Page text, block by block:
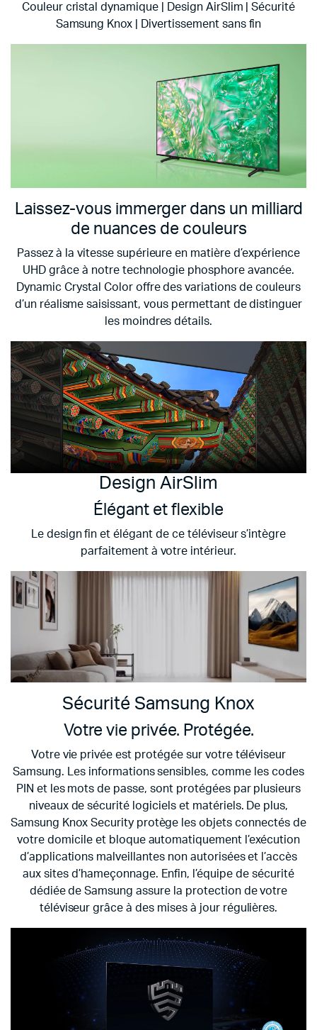
Couleur cristal dynamique | Design AirSlim | Sécurité
Samsung Knox | Divertissement sans fin
Laissez-vous immerger dans un milliard
de nuances de couleurs
Passez à la vitesse supérieure en matière d’expérience
UHD grâce à notre technologie phosphore avancée.
Dynamic Crystal Color offre des variations de couleurs
d’un réalisme saisissant, vous permettant de distinguer
les moindres détails.
Design AirSlim
Élégant et flexible
Le design fin et élégant de ce téléviseur s’intègre
parfaitement à votre intérieur.
Sécurité Samsung Knox
Votre vie privée. Protégée.
Votre vie privée est protégée sur votre téléviseur
Samsung. Les informations sensibles, comme les codes
PIN et les mots de passe, sont protégées par plusieurs
niveaux de sécurité logiciels et matériels. De plus,
Samsung Knox Security protège les objets connectés de
votre domicile et bloque automatiquement l’exécution
d’applications malveillantes non autorisées et l’accès
aux sites d’hameçonnage. Enfin, l’équipe de sécurité
dédiée de Samsung assure la protection de votre
téléviseur grâce à des mises à jour régulières.